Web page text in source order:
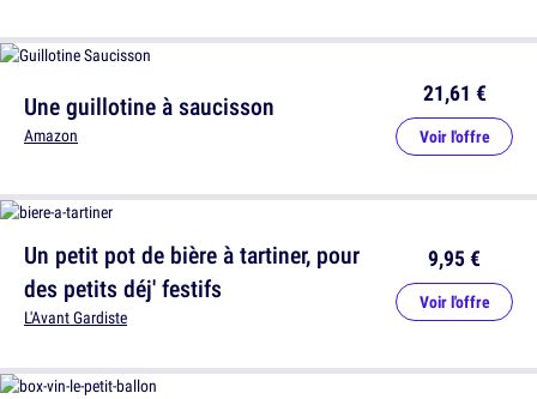
Un petit pot de bière à tartiner, pour
des petits déj' festifs
L'Avant Gardiste
9,95 €
Voir l'offre
Une guillotine à saucisson
Amazon
21,61 €
Voir l'offre